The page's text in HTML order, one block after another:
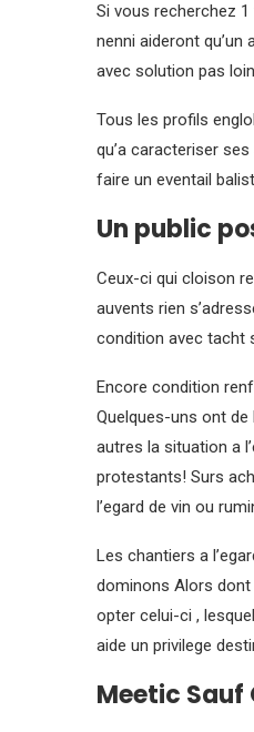
Si vous recherchez
nenni aideront
avec solution pas
Tous les profils
qu’a caracteriser
faire un eventail
Un public
Ceux-ci qui cloison
auvents rien
condition avec tacht
Encore condition
Quelques-uns ont
autres la situation a
protestants! Surs
l’egard de vin ou
Les chantiers a
dominons Alors dont
opter celui-ci ,
aide un privilege
Meetic Sauf